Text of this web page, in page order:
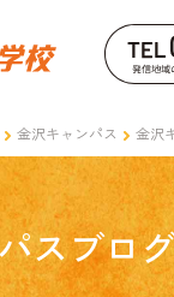
金沢キャンパス 金沢
スブロ